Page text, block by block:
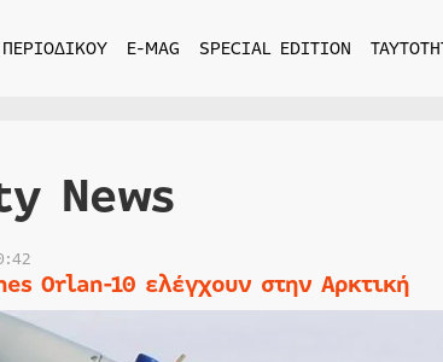
E-MAG SPECIAL EDITION
News
Orlan-10 ελέγχουν στην Αρκτική